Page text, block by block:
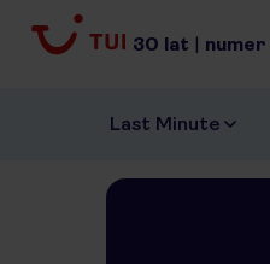
30 lat | numer
Last Minute